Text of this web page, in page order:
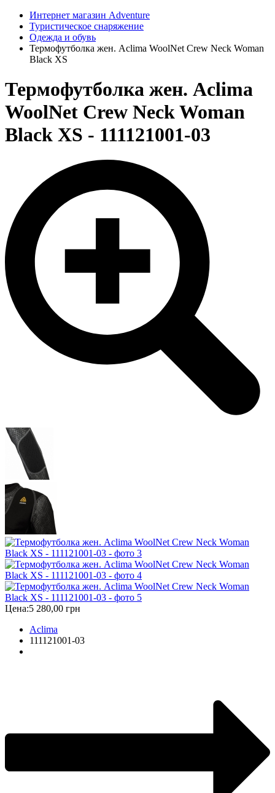
Интернет магазин Adventure
Туристическое снаряжение
Одежда и обувь
Термофутболка жен. Aclima WoolNet Crew Neck Woman
Black XS
Термофутболка жен. Aclima
WoolNet Crew Neck Woman
Black XS - 111121001-03
Цена:5 280,00 грн
Aclima
111121001-03